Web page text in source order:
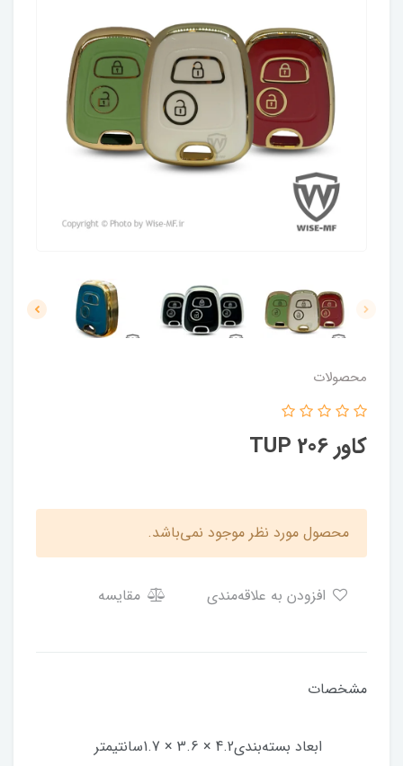
محصولات
کاور 206 TUP
محصول مورد نظر موجود نمی‌باشد.
مقایسه
مشخصات
ابعاد بسته‌بندی4.2 × 3.6 × 1.7سانتیمتر